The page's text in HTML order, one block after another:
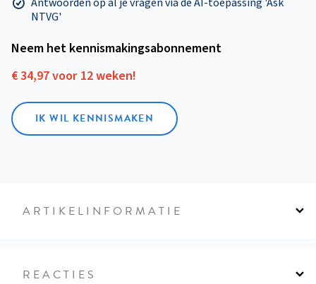
NTVG'
Neem het kennismakings­abonnement
€ 34,97 voor 12 weken!
IK WIL KENNISMAKEN
ARTIKELINFORMATIE
REACTIES